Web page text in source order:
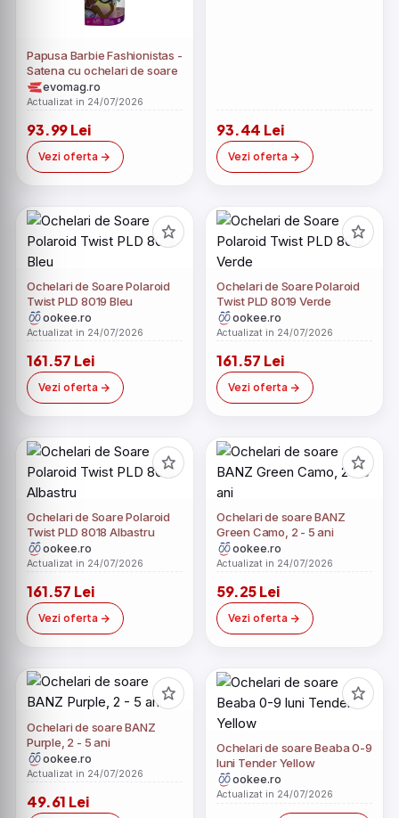
Papusa Barbie Fashionistas -
Satena cu ochelari de soare
evomag.ro
Actualizat in 24/07/2026
93.99 Lei
Vezi oferta
93.44 Lei
Vezi oferta
Ochelari de Soare Polaroid
Twist PLD 8019 Bleu
ookee.ro
Actualizat in 24/07/2026
161.57 Lei
Vezi oferta
Ochelari de Soare Polaroid
Twist PLD 8019 Verde
ookee.ro
Actualizat in 24/07/2026
161.57 Lei
Vezi oferta
Ochelari de Soare Polaroid
Twist PLD 8018 Albastru
ookee.ro
Actualizat in 24/07/2026
161.57 Lei
Vezi oferta
Ochelari de soare BANZ
Green Camo, 2 - 5 ani
ookee.ro
Actualizat in 24/07/2026
59.25 Lei
Vezi oferta
Ochelari de soare BANZ
Purple, 2 - 5 ani
ookee.ro
Actualizat in 24/07/2026
49.61 Lei
Ochelari de soare Beaba 0-9
luni Tender Yellow
ookee.ro
Actualizat in 24/07/2026